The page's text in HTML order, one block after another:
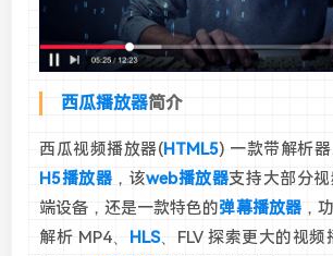
西瓜播放器简介
西瓜视频播放器(HTML5) 一款带解析
H5播放器 ，该web播放器支持大部分
端设备，还是一款特色的弹幕播放器，
解析 MP4、 HLS、FLV 探索更大的视频